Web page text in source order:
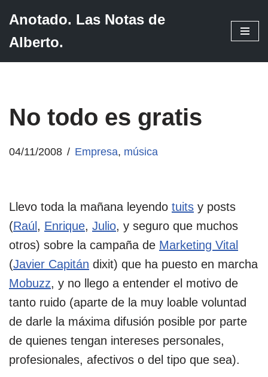
Saltar
Anotado. Las Notas de
Alberto.
No todo es gratis
04/11/2008 Empresa, música
Llevo toda la mañana leyendo tuits y posts
(Raúl , Enrique, Julio, y seguro que muchos
otros) sobre la campaña de Marketing Vital
(Javier Capitán dixit) que ha puesto en marcha
Mobuzz, y no llego a entender el motivo de
tanto ruido (aparte de la muy loable voluntad
de darle la máxima difusión posible por parte
de quienes tengan intereses personales,
profesionales, afectivos o del tipo que sea).